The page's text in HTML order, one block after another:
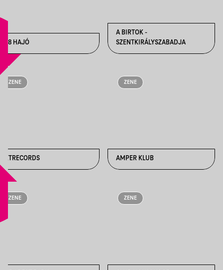
A38 HAJÓ
A BIRTOK -
SZENTKIRÁLYSZABADJA
ZENE
AKTRECORDS
ZENE
AMPER KLUB
ZENE ZENE